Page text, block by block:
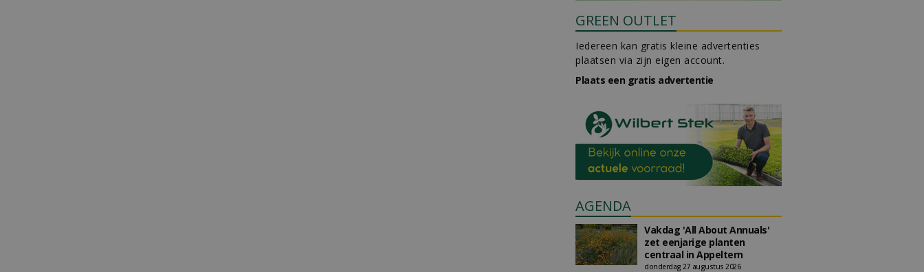
GREEN OUTLET
Iedereen kan gratis kleine advertenties
plaatsen via zijn eigen account.
Plaats een gratis advertentie
AGENDA
Vakdag 'All About Annuals'
zet eenjarige planten
centraal in Appeltern
donderdag 27 augustus 2026